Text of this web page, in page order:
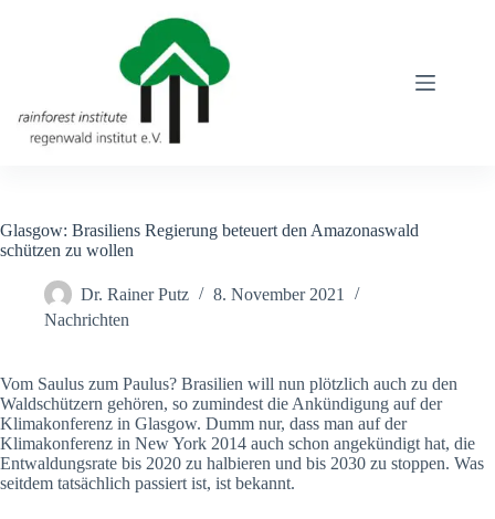
Glasgow: Brasiliens Regierung beteuert den Amazonaswald
schützen zu wollen
Dr. Rainer Putz
8. November 2021
Nachrichten
Vom Saulus zum Paulus? Brasilien will nun plötzlich auch zu den
Waldschützern gehören, so zumindest die Ankündigung auf der
Klimakonferenz in Glasgow. Dumm nur, dass man auf der
Klimakonferenz in New York 2014 auch schon angekündigt hat, die
Entwaldungsrate bis 2020 zu halbieren und bis 2030 zu stoppen. Was
seitdem tatsächlich passiert ist, ist bekannt.